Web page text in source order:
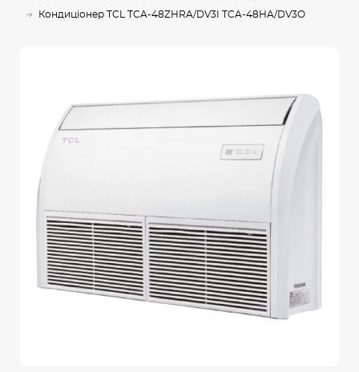
Кондиціонер TCL TCA-48ZHRA/DV3I TCA-48HA/DV3O